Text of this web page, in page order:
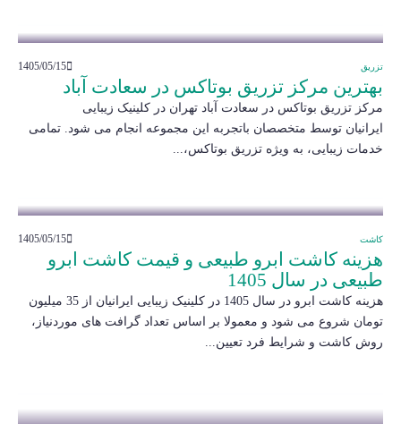
تزریق 1405/05/15
بهترین مرکز تزریق بوتاکس در سعادت آباد
مرکز تزریق بوتاکس در سعادت آباد تهران در کلینیک زیبایی
ایرانیان توسط متخصصان باتجربه این مجموعه انجام می شود. تمامی
خدمات زیبایی، به ویژه تزریق بوتاکس،...
کاشت 1405/05/15
هزینه کاشت ابرو طبیعی و قیمت کاشت ابرو
طبیعی در سال 1405
هزینه کاشت ابرو در سال 1405 در کلینیک زیبایی ایرانیان از 35 میلیون
تومان شروع می شود و معمولا بر اساس تعداد گرافت های موردنیاز،
روش کاشت و شرایط فرد تعیین...